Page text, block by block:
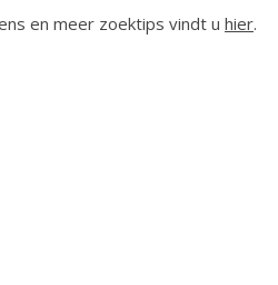
en meer zoektips vindt u hier.